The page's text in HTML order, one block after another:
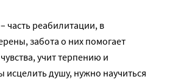
часть реабилитации, в
забота о них помогает
учит терпению и
душу, нужно научиться